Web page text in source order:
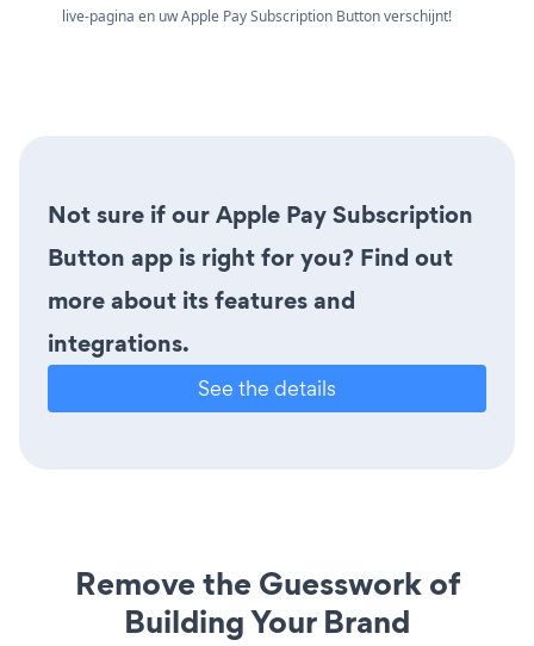
live-pagina en uw Apple Pay Subscription Button verschijnt!
Not sure if our Apple Pay Subscription
Button app is right for you? Find out
more about its features and
integrations.
See the details
Remove the Guesswork of
Building Your Brand